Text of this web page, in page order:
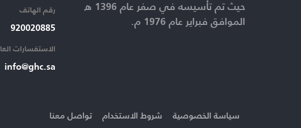
رقم الهاتف​
920020885​
الاستفسارات
info@ghc.sa​
حيث تم تأسيسه في صفر عام 1396 ه
الموافق فبراير عام 1976 م.
تواصل معنا شروط الاستخدام سياسة الخصوصية